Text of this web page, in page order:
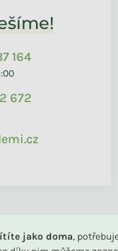
jako doma,
164
672